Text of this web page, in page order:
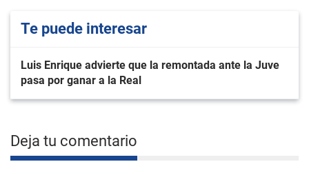
Te puede interesar
Luis Enrique advierte que la remontada ante la Juve
pasa por ganar a la Real
Deja tu comentario